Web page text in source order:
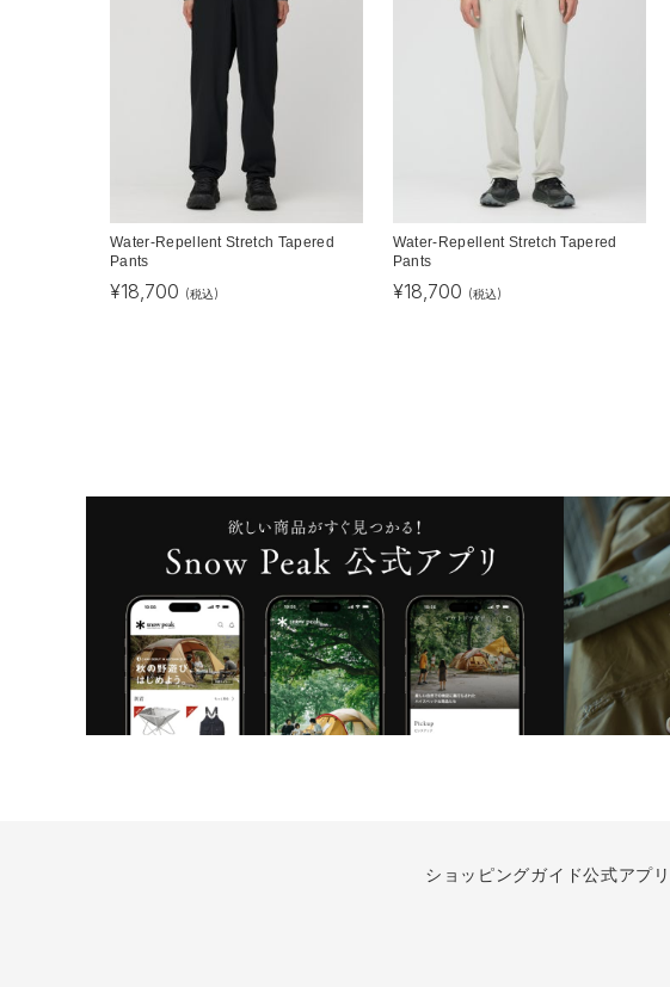
Water-Repellent Stretch Tapered
Pants
¥18,700 (税込)
Water-Repellent Stretch Tapered
Pants
¥18,700 (税込)
ショッピングガイド公式アプリ